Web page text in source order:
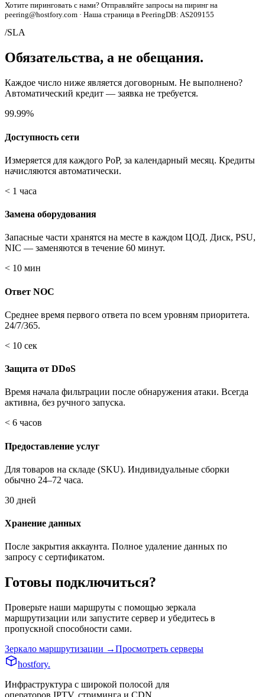
Хотите пиринговать с нами? Отправляйте запросы на пиринг на
peering@hostfory.com · Наша страница в PeeringDB: AS209155
/SLA
Обязательства, а не обещания.
Каждое число ниже является договорным. Не выполнено?
Автоматический кредит — заявка не требуется.
99.99%
Доступность сети
Измеряется для каждого PoP, за календарный месяц. Кредиты
начисляются автоматически.
< 1 часа
Замена оборудования
Запасные части хранятся на месте в каждом ЦОД. Диск, PSU,
NIC — заменяются в течение 60 минут.
< 10 мин
Ответ NOC
Среднее время первого ответа по всем уровням приоритета.
24/7/365.
< 10 сек
Защита от DDoS
Время начала фильтрации после обнаружения атаки. Всегда
активна, без ручного запуска.
< 6 часов
Предоставление услуг
Для товаров на складе (SKU). Индивидуальные сборки
обычно 24–72 часа.
30 дней
Хранение данных
После закрытия аккаунта. Полное удаление данных по
запросу с сертификатом.
Готовы подключиться?
Проверьте наши маршруты с помощью зеркала
маршрутизации или запустите сервер и убедитесь в
пропускной способности сами.
Зеркало маршрутизации →Просмотреть серверы
hostfory.
Инфраструктура с широкой полосой для